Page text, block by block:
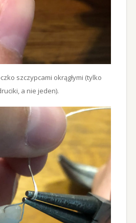
szczypcami okrągłymi (tylko
a nie jeden).